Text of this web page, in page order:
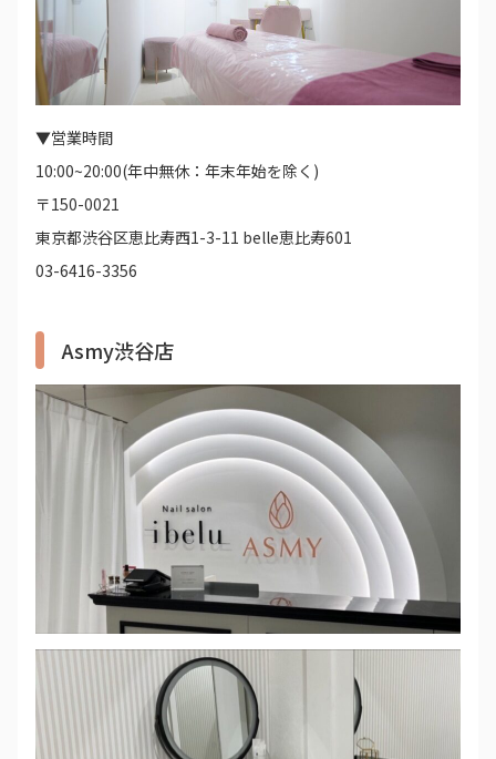
▼営業時間
10:00~20:00(年中無休：年末年始を除く)
〒150-0021
東京都渋谷区恵比寿西1-3-11 belle恵比寿601
03-6416-3356
Asmy渋谷店